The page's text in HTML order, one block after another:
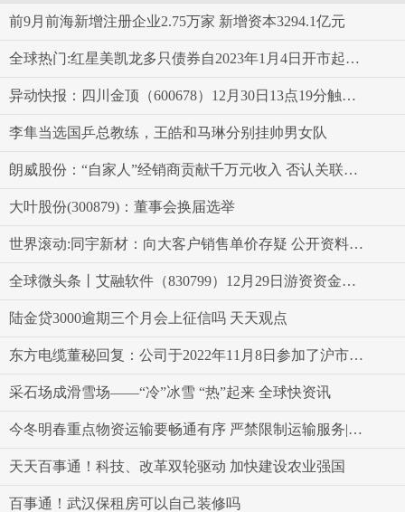
前9月前海新增注册企业2.75万家 新增资本3294.1亿元
全球热门:红星美凯龙多只债券自2023年1月4日开市起停牌
异动快报：四川金顶（600678）12月30日13点19分触及涨停板
李隼当选国乒总教练，王皓和马琳分别挂帅男女队
朗威股份：“自家人”经销商贡献千万元收入 否认关联方实际经营或虚假陈述 环球快播
大叶股份(300879)：董事会换届选举
世界滚动:同宇新材：向大客户销售单价存疑 公开资料信披矛盾
全球微头条丨艾融软件（830799）12月29日游资资金净买入4.99万元
陆金贷3000逾期三个月会上征信吗 天天观点
东方电缆董秘回复：公司于2022年11月8日参加了沪市“海阔天空风正扬帆”海风缆行业三季报集体业绩说明会_前沿热点
采石场成滑雪场——“冷”冰雪 “热”起来 全球快资讯
今冬明春重点物资运输要畅通有序 严禁限制运输服务|每日热点
天天百事通！科技、改革双轮驱动 加快建设农业强国
百事通！武汉保租房可以自己装修吗